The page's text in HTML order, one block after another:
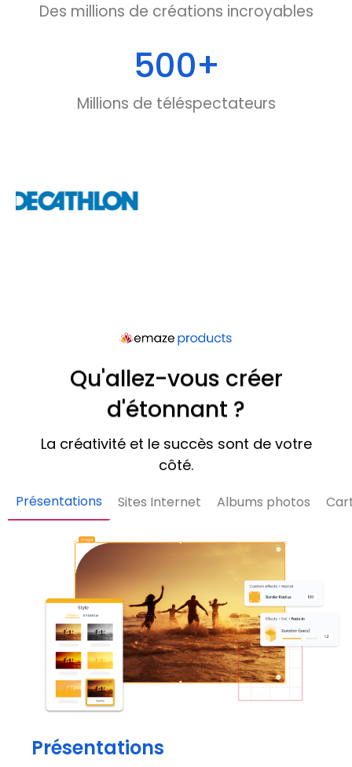
Des millions de créations incroyables
Millions de téléspectateurs
500+
Qu'allez-vous créer
d'étonnant ?
La créativité et le succès sont de votre
côté.
Présentations Sites Internet Albums photos
Présentations